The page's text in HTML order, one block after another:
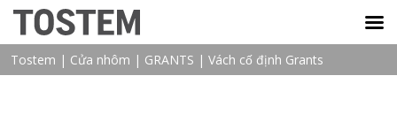
Tostem | Cửa nhôm | GRANTS | Vách cố định Grants
TOSTEM VIỆT NAM